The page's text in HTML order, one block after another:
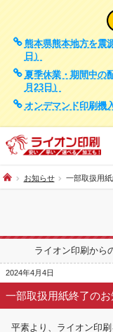
熊本県熊本地方を震
日）
夏季休業・期間中の
月23日）
オンデマンド印刷機
お知らせ 一部取扱用
ライオン印刷から
2024年4月4日
一部取扱用紙終了の
平素より、ライオン印